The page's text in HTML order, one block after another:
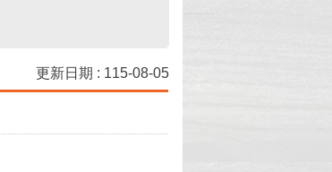
更新日期 : 115-08-05